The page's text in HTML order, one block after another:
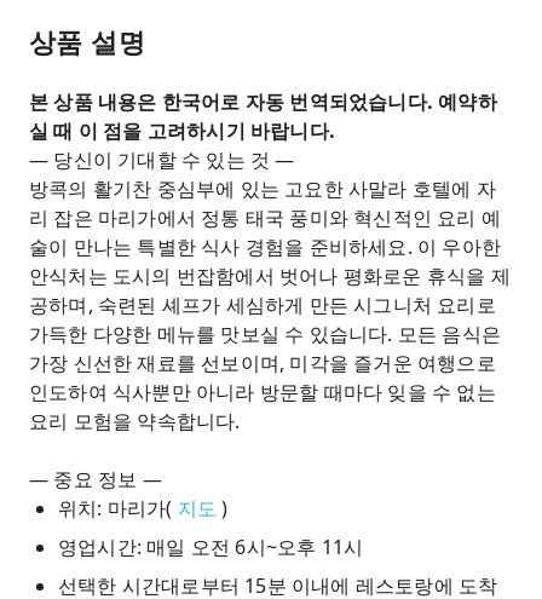
상품 설명
본 상품 내용은 한국어로 자동 번역되었습니다. 예약하
실 때 이 점을 고려하시기 바랍니다.
— 당신이 기대할 수 있는 것 —
방콕의 활기찬 중심부에 있는 고요한 사말라 호텔에 자
리 잡은 마리가에서 정통 태국 풍미와 혁신적인 요리 예
술이 만나는 특별한 식사 경험을 준비하세요. 이 우아한
안식처는 도시의 번잡함에서 벗어나 평화로운 휴식을 제
공하며, 숙련된 셰프가 세심하게 만든 시그니처 요리로
가득한 다양한 메뉴를 맛보실 수 있습니다. 모든 음식은
가장 신선한 재료를 선보이며, 미각을 즐거운 여행으로
인도하여 식사뿐만 아니라 방문할 때마다 잊을 수 없는
요리 모험을 약속합니다.
— 중요 정보 —
위치: 마리가( 지도 )
영업시간: 매일 오전 6시~오후 11시
선택한 시간대로부터 15분 이내에 레스토랑에 도착